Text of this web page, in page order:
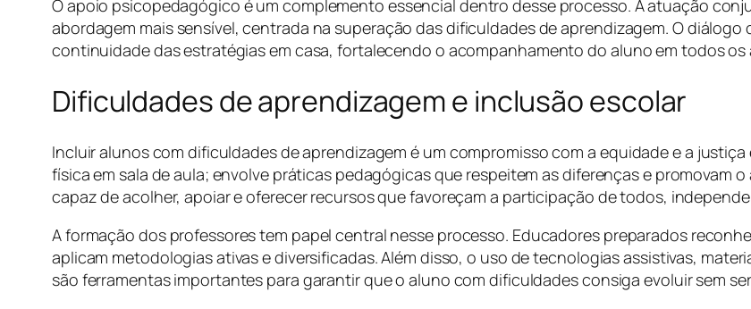
O apoio psicopedagógico é um complemento essencial dentro desse processo. A atuação
abordagem mais sensível, centrada na superação das dificuldades de aprendizagem. O
continuidade das estratégias em casa, fortalecendo o acompanhamento do aluno em todos os
Dificuldades de aprendizagem e inclusão escolar
Incluir alunos com dificuldades de aprendizagem é um compromisso com a equidade e a
física em sala de aula; envolve práticas pedagógicas que respeitem as diferenças e promovam
capaz de acolher, apoiar e oferecer recursos que favoreçam a participação de todos,
A formação dos professores tem papel central nesse processo. Educadores preparados
aplicam metodologias ativas e diversificadas. Além disso, o uso de tecnologias assistivas,
são ferramentas importantes para garantir que o aluno com dificuldades consiga evoluir sem